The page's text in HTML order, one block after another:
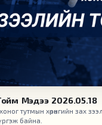
Мэдээ 2026.05.18
тутмын хөрөнгийн зах
байна.